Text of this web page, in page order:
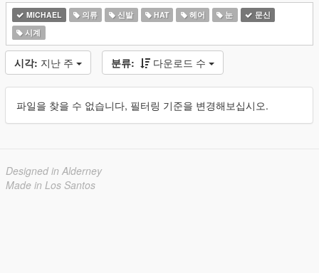
MICHAEL 의류 신발 HAT 헤어 눈
문신
시계
시각: 지난 주 분류: 다운로드 수
파일을 찾을 수 없습니다, 필터링 기준을 변경해보십시오.
Designed in Alderney
Made in Los Santos